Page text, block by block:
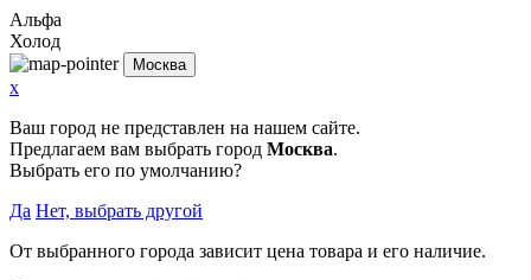
Альфа
Холод
Москва
x
Ваш город не представлен на нашем сайте.
Предлагаем вам выбрать город Москва.
Выбрать его по умолчанию?
Да Нет, выбрать другой
От выбранного города зависит цена товара и его наличие.